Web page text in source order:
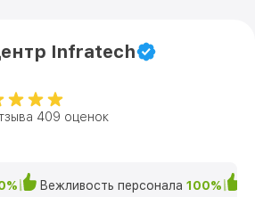
Infratech
409 оценок
Вежливость персонала 100%